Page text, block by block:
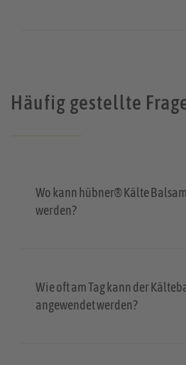
Häufig gestellte
Wo kann hübner® Kälte
werden?
Wie oft am Tag kann der
angewendet werden?